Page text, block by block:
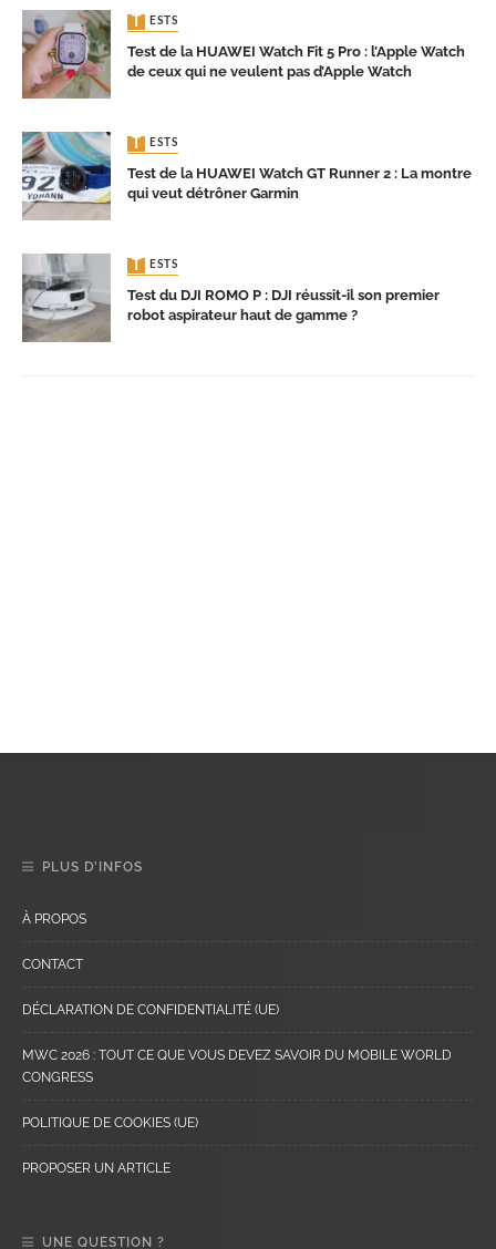
TESTS
Test de la HUAWEI Watch Fit 5 Pro : l’Apple Watch
de ceux qui ne veulent pas d’Apple Watch
TESTS
Test de la HUAWEI Watch GT Runner 2 : La montre
qui veut détrôner Garmin
TESTS
Test du DJI ROMO P : DJI réussit-il son premier
robot aspirateur haut de gamme ?
PLUS D’INFOS
À PROPOS
CONTACT
DÉCLARATION DE CONFIDENTIALITÉ (UE)
MWC 2026 : TOUT CE QUE VOUS DEVEZ SAVOIR DU MOBILE WORLD
CONGRESS
POLITIQUE DE COOKIES (UE)
PROPOSER UN ARTICLE
UNE QUESTION ?